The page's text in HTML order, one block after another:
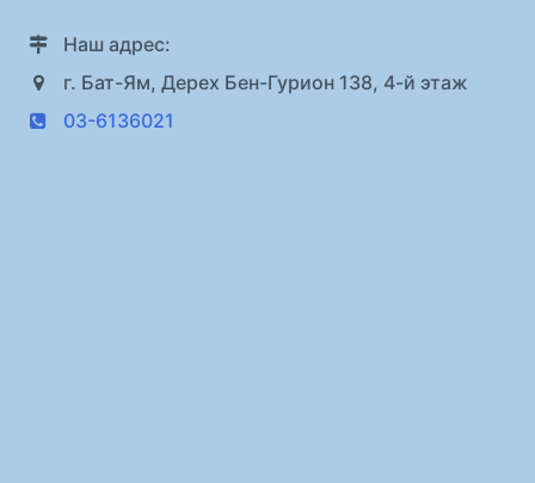
Наш адрес:
г. Бат-Ям, Дерех Бен-Гурион 138, 4-й этаж
03-6136021